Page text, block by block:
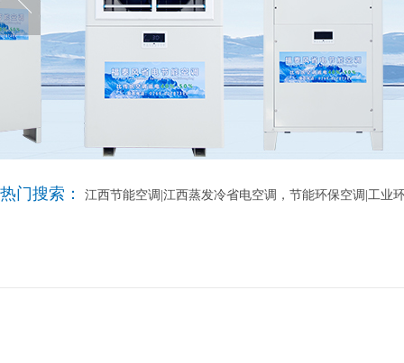
热门搜索： 江西节能空调|江西蒸发冷省电空调，节能环保空调|工业